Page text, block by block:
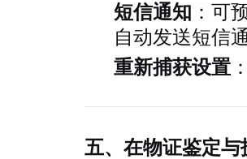
短信通知 ：可
自动发送短信
重新捕获设置
五、在物证鉴定